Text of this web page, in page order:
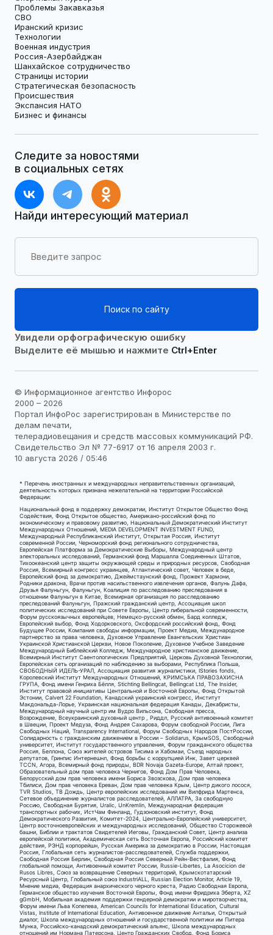
Проблемы Закавказья
СВО
Иранский кризис
Технологии
Военная индустрия
Россия-Азербайджан
Шанхайское сотрудничество
Страницы истории
Стратегическая безопасность
Происшествия
Экспансия НАТО
Бизнес и финансы
Следите за новостями
в социальных сетях
Найди интересующий материал
Поиск по сайту
Увидели орфографическую ошибку
Выделите её мышью и нажмите Ctrl+Enter
© Информационное агентство Инфорос
2000 – 2026
Портал ИнфоРос зарегистрирован в Министерстве по
делам печати,
телерадиовещания и средств массовых коммуникаций РФ.
Свидетельство Эл № 77-6917 от 16 апреля 2003 г.
10 августа 2026 / 05:46